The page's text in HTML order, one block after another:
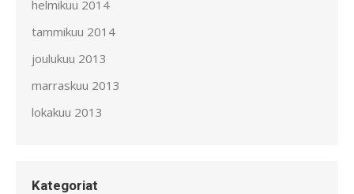
helmikuu 2014
tammikuu 2014
joulukuu 2013
marraskuu 2013
lokakuu 2013
Kategoriat